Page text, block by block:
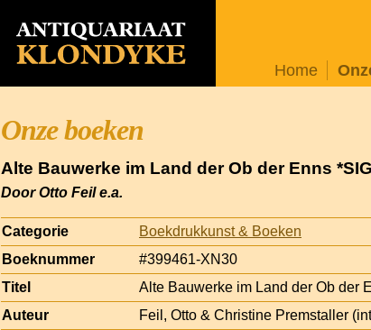
Home
Onze boeken
Alte Bauwerke im Land der Ob der Enns
Door Otto Feil e.a.
Categorie
Boekdrukkunst & Boeken
Boeknummer
#399461-XN30
Titel
Alte Bauwerke im Land der Ob der
Auteur
Feil, Otto & Christine Premstaller